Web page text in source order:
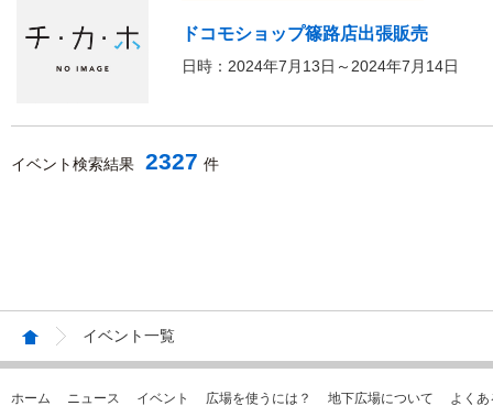
ドコモショップ篠路店出張販売
日時：2024年7月13日～2024年7月14日
イベント検索結果 2327 件
イベント一覧
ホーム ニュース イベント 広場を使うには？ 地下広場について
よく